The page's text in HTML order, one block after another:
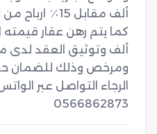
0566862873